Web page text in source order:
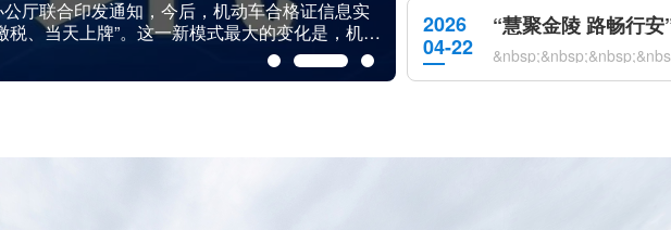
安全产品博览会在南京国际博览中心圆满落下
展览面积40000平方米，设置3大主题展馆、
4000件展品，涵盖智能网联、车路协同、数字
2026
04-22